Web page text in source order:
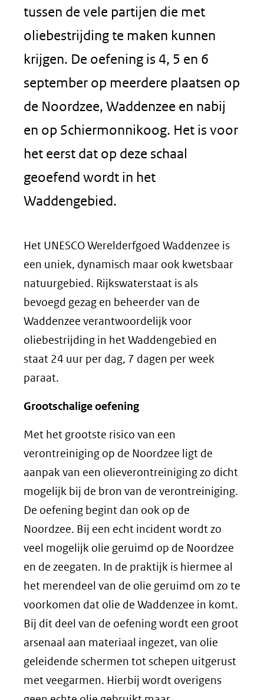
tussen de vele partijen die met
oliebestrijding te maken kunnen
krijgen. De oefening is 4, 5 en 6
september op meerdere plaatsen op
de Noordzee, Waddenzee en nabij
en op Schiermonnikoog. Het is voor
het eerst dat op deze schaal
geoefend wordt in het
Waddengebied.
Het UNESCO Werelderfgoed Waddenzee is
een uniek, dynamisch maar ook kwetsbaar
natuurgebied. Rijkswaterstaat is als
bevoegd gezag en beheerder van de
Waddenzee verantwoordelijk voor
oliebestrijding in het Waddengebied en
staat 24 uur per dag, 7 dagen per week
paraat.
Grootschalige oefening
Met het grootste risico van een
verontreiniging op de Noordzee ligt de
aanpak van een olieverontreiniging zo dicht
mogelijk bij de bron van de verontreiniging.
De oefening begint dan ook op de
Noordzee. Bij een echt incident wordt zo
veel mogelijk olie geruimd op de Noordzee
en de zeegaten. In de praktijk is hiermee al
het merendeel van de olie geruimd om zo te
voorkomen dat olie de Waddenzee in komt.
Bij dit deel van de oefening wordt een groot
arsenaal aan materiaal ingezet, van olie
geleidende schermen tot schepen uitgerust
met veegarmen. Hierbij wordt overigens